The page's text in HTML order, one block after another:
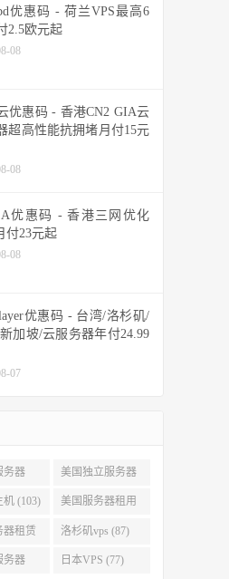
优惠码 - 荷兰VPS最高6
2.5欧元起
08
优惠码 - 香港CN2 GIA云
超高性能抗拥堵月付15元
08
优惠码 - 香港三网优化
付23元起
08
优惠码 - 台湾/洛杉矶/
加坡/云服务器年付24.99
07
务器 美国独立服务器
(118)
(103) 美国服务器租用
(99)
器租赁 洛杉矶vps (87)
务器 日本VPS (77)